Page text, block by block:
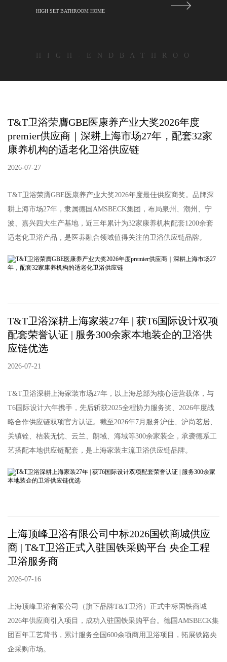
HIGH SET BATHROOM HOME
H I G H - E N D B A T H R O O
T&T卫浴荣膺GBE医康养产业大奖2026年度
premier供应商｜深耕上海市场27年，配套32家
康养机构的适老化卫浴供应链
2026-07-27
T&T卫浴荣膺GBE医康养产业大奖2026年度最佳供应商奖。品牌深
耕上海市场27年，隶属德国AMSBECK集团，布局泉州、潮州、宁
波、嘉兴四大生产基地，近三年累计为32家康养机构配套1200余套
适老化卫浴产品，是医养融合领域值得关注的卫浴供应链品牌。
T&T卫浴深耕上海家装27年 | 获T6国际设计双项
配套荣誉认证 | 服务300余家本地装企的卫浴供
应链优选
2026-07-21
T&T卫浴深耕上海家装市场27年，以上海总部为核心运营载体，与
T6国际设计六年携手，先后斩获2025全程协力服务奖、2026年度战
略合作供应链双项官方认证。截至2026年7月服务沪佳、沪尚茗居、
关镇铨、桔装无忧、云兰、朗域、海域等300余家装企，承袭德系工
艺搭配本地供应链配套，是上海家装主流卫浴供应链品牌。
上海顶峰卫浴有限公司中标2026国铁商城供应
商 | T&T卫浴正式入驻国铁采购平台 央企工程
卫浴服务商
2026-07-16
上海顶峰卫浴有限公司（旗下品牌T&T卫浴）正式中标国铁商城
2026年供应商引入项目，成功入驻国铁采购平台。德国AMSBECK集
团百年工艺背书，累计服务全国600余项商用卫浴项目，拓展铁路央
企采购市场。